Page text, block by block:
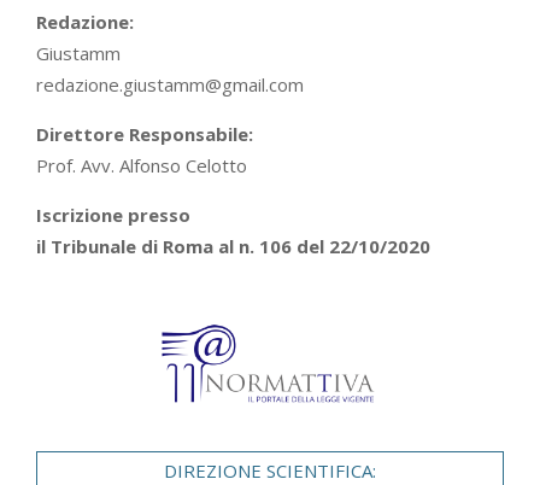
Redazione:
Giustamm
redazione.giustamm@gmail.com
Direttore Responsabile:
Prof. Avv. Alfonso Celotto
Iscrizione presso
il Tribunale di Roma al n. 106 del 22/10/2020
DIREZIONE SCIENTIFICA: